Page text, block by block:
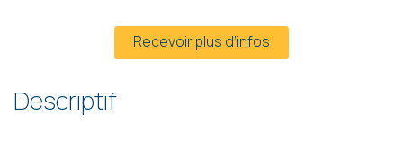
Recevoir plus d’infos
Descriptif